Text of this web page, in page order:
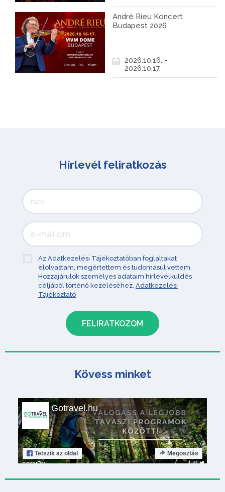
André Rieu Koncert
Budapest 2026
2026.10.16. -
2026.10.17.
Hírlevél feliratkozás
Az Adatkezelési Tájékoztatóban foglaltakat
elolvastam, megértettem és tudomásul vettem.
Hozzájárulok személyes adataim hírlevélküldés
céljából történő kezeléséhez. Adatkezelési
Tájékoztató
Kövess minket
Gotravel.hu
Tetszik az oldal Megosztás